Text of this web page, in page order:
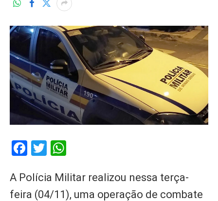
Facebook
Twitter
A Polícia Militar realizou nessa terça-
feira (04/11), uma operação de combate